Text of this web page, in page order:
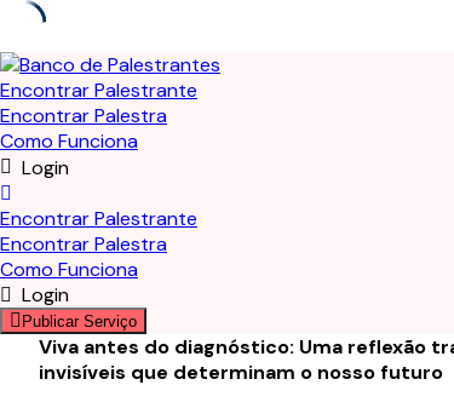
Skip
to
content
Encontrar Palestrante
Encontrar Palestra
Como Funciona
Login
Encontrar Palestrante
Encontrar Palestra
Como Funciona
Login
Publicar Serviço
Viva antes do diagnóstico: Uma reflexão
invisíveis que determinam o nosso futuro